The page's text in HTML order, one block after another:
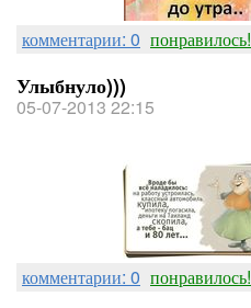
комментарии: 0 понравилось!
Улыбнуло)))
05-07-2013 22:15
комментарии: 0 понравилось!